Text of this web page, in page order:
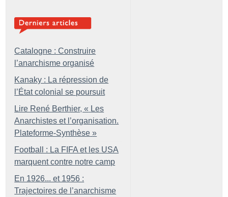
Catalogne : Construire
l’anarchisme organisé
Kanaky : La répression de
l’État colonial se poursuit
Lire René Berthier, « Les
Anarchistes et l’organisation.
Plateforme-Synthèse »
Football : La FIFA et les USA
marquent contre notre camp
En 1926... et 1956 :
Trajectoires de l’anarchisme